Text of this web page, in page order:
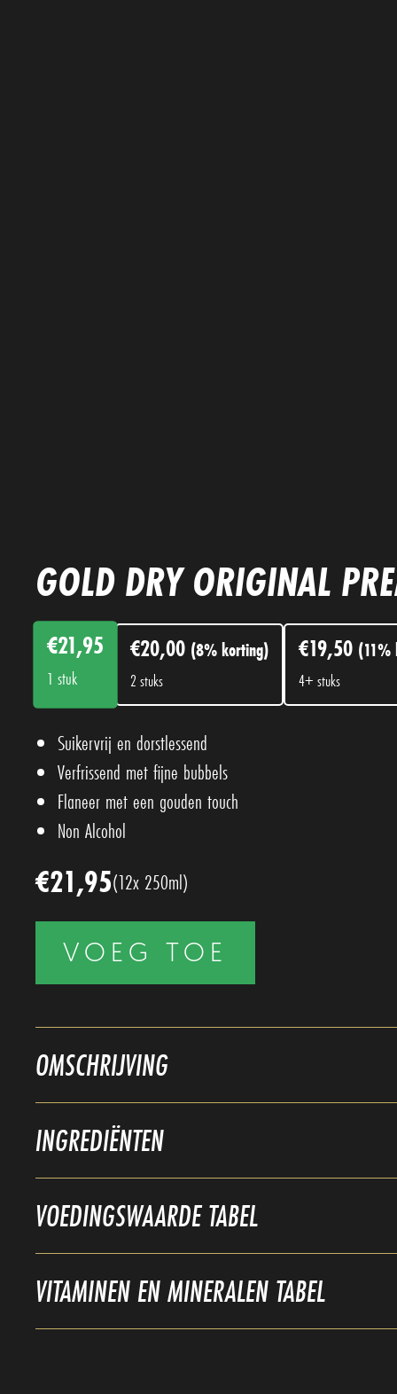
€21,95
1 stuk
€20,00 (8% korting)
2 stuks
€19,50 (11%
4+ stuks
GOLD DRYORIGINAL
Suikervrij en dorstlessend
Verfrissend met fijne bubbels
Flaneer met een gouden touch
Non Alcohol
€21,95(12x 250ml)
VOEG TOE
OMSCHRIJVING
INGREDIËNTEN
VOEDINGSWAARDE TABEL
VITAMINEN EN MINERALEN TABEL